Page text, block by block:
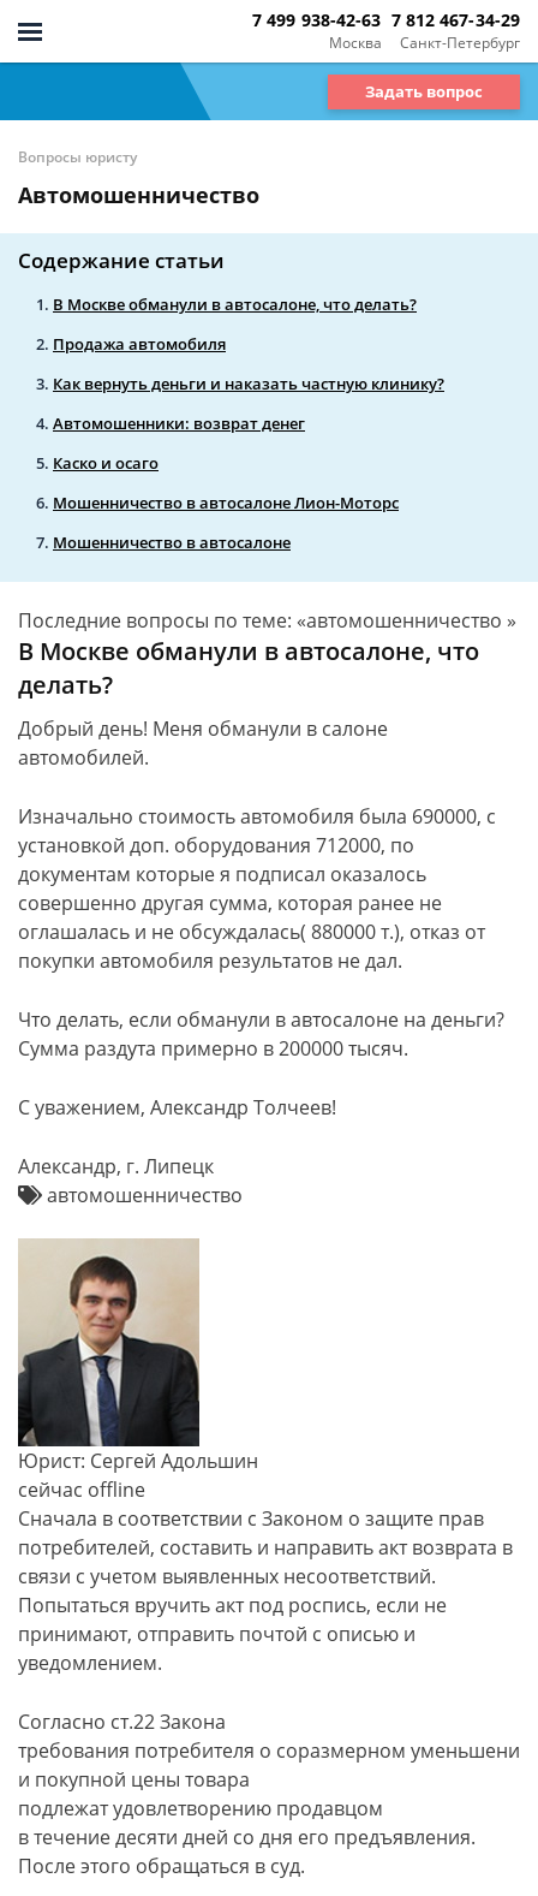
Москва
7 499 938-42-63
Санкт-Петербург
7 812 467-34-29
Задать вопрос
Вопросы юристу
Автомошенничество
Содержание статьи
В Москве обманули в автосалоне, что делать?
Продажа автомобиля
Как вернуть деньги и наказать частную клинику?
Автомошенники: возврат денег
Каско и осаго
Мошенничество в автосалоне Лион-Моторс
Мошенничество в автосалоне
Последние вопросы по теме: «автомошенничество »
В Москве обманули в автосалоне, что
делать?
Добрый день! Меня обманули в салоне
автомобилей.
Изначально стоимость автомобиля была 690000, с
установкой доп. оборудования 712000, по
документам которые я подписал оказалось
совершенно другая сумма, которая ранее не
оглашалась и не обсуждалась( 880000 т.), отказ от
покупки автомобиля результатов не дал.
Что делать, если обманули в автосалоне на деньги?
Сумма раздута примерно в 200000 тысяч.
С уважением, Александр Толчеев!
Александр, г. Липецк
автомошенничество
Юрист: Сергей Адольшин
сейчас offline
Сначала в соответствии с Законом о защите прав
потребителей, составить и направить акт возврата в
связи с учетом выявленных несоответствий.
Попытаться вручить акт под роспись, если не
принимают, отправить почтой с описью и
уведомлением.
Согласно ст.22 Закона
требования потребителя о соразмерном уменьшени
и покупной цены товара
подлежат удовлетворению продавцом
в течение десяти дней со дня его предъявления.
После этого обращаться в суд.